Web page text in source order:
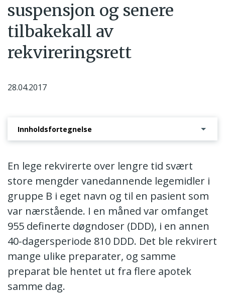
suspensjon og senere
tilbakekall av
rekvireringsrett
28.04.2017
Innholdsfortegnelse
En lege rekvirerte over lengre tid svært
store mengder vanedannende legemidler i
gruppe B i eget navn og til en pasient som
var nærstående. I en måned var omfanget
955 definerte døgndoser (DDD), i en annen
40-dagersperiode 810 DDD. Det ble rekvirert
mange ulike preparater, og samme
preparat ble hentet ut fra flere apotek
samme dag.